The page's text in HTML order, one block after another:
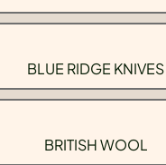
BLUE RIDGE KNIVES
BRITISH WOOL